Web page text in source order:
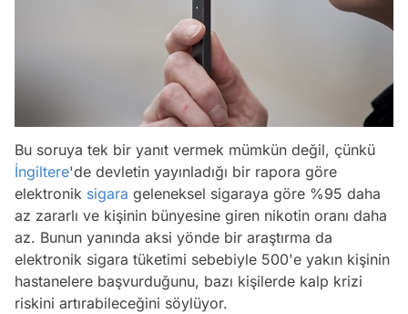
Bu soruya tek bir yanıt vermek mümkün değil, çünkü
İngiltere'de devletin yayınladığı bir rapora göre
elektronik sigara geleneksel sigaraya göre %95 daha
az zararlı ve kişinin bünyesine giren nikotin oranı daha
az. Bunun yanında aksi yönde bir araştırma da
elektronik sigara tüketimi sebebiyle 500'e yakın kişinin
hastanelere başvurduğunu, bazı kişilerde kalp krizi
riskini artırabileceğini söylüyor.